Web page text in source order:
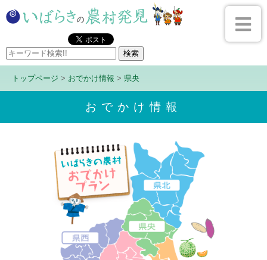
トップページ > おでかけ情報 > 県央
おでかけ情報